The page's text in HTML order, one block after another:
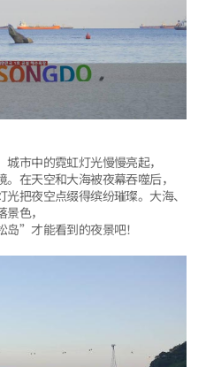
市中的霓虹灯光慢慢亮起，
在天空和大海被夜幕吞噬后，
把夜空点缀得缤纷璀璨。大海、
色，
”才能看到的夜景吧！